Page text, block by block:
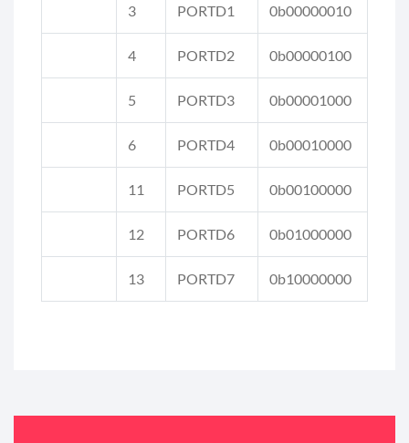
3 PORTD1 0b00000010
4 PORTD2 0b00000100
5 PORTD3 0b00001000
6 PORTD4 0b00010000
11 PORTD5 0b00100000
12 PORTD6 0b01000000
13 PORTD7 0b10000000